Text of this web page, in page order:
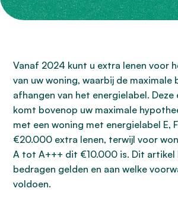
Vanaf 2024 kunt u extra lenen voor
van uw woning, waarbij de maximale
afhangen van het energielabel. Deze
komt bovenop uw maximale
met een woning met energielabel E,
€20.000 extra lenen, terwijl voor
A tot A+++ dit €10.000 is. Dit artikel
bedragen gelden en aan welke
voldoen.